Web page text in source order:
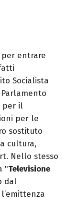
entrare
Socialista
per il
per le
sostituto
cultura,
Nello stesso
"Televisione
dal